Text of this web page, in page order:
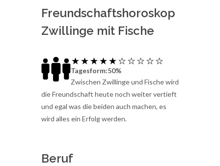
Freundschaftshoroskop
Zwillinge mit Fische
Tagesform:50%
Zwischen Zwillinge und Fische wird
die Freundschaft heute noch weiter vertieft
und egal was die beiden auch machen, es
wird alles ein Erfolg werden.
Beruf